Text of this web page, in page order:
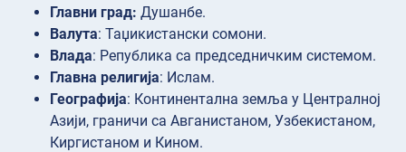
Главни град: Душанбе.
Валута: Таџикистански сомони.
Влада: Република са председничким системом.
Главна религија: Ислам.
Географија: Континентална земља у Централној
Азији, граничи са Авганистаном, Узбекистаном,
Киргистаном и Кином.